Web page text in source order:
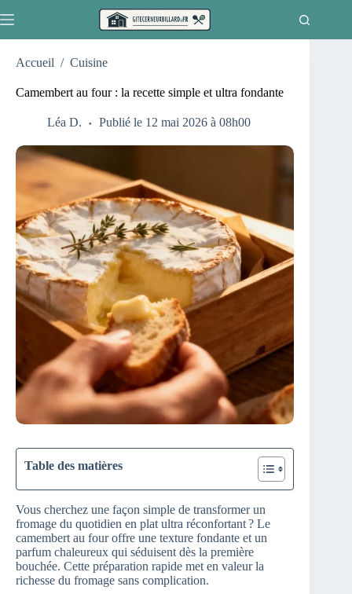
au
Accueil / Cuisine
Camembert au four : la recette simple et ultra fondante
Léa D. Publié le 12 mai 2026 à 08h00
Table des matières
Vous cherchez une façon simple de transformer un
fromage du quotidien en plat ultra réconfortant ? Le
camembert au four offre une texture fondante et un
parfum chaleureux qui séduisent dès la première
bouchée. Cette préparation rapide met en valeur la
richesse du fromage sans complication.